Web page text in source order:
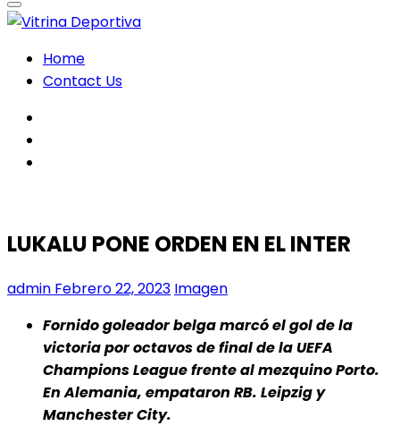
Home
Contact Us
LUKALU PONE ORDEN EN EL INTER
admin Febrero 22, 2023 Imagen
Fornido goleador belga marcó el gol de la
victoria por octavos de final de la UEFA
Champions League frente al mezquino Porto.
En Alemania, empataron RB. Leipzig y
Manchester City.